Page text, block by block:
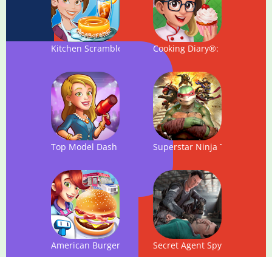
Kitchen Scramble: Cooking GameCooking Diary®: Best Tasty
Top Model Dash - Fashion Time Management Game
Superstar Ninja Turtle Fight
American Burger Truck - Fast Food Cooking Game
Secret Agent Spy Rescue